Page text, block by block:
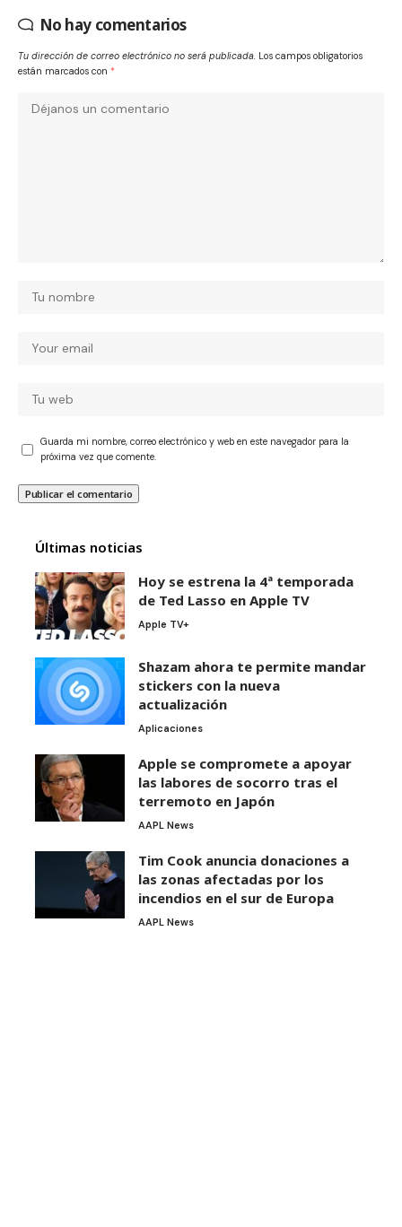
No hay comentarios
Tu dirección de correo electrónico no será publicada. Los campos obligatorios
están marcados con *
Guarda mi nombre, correo electrónico y web en este navegador para la
próxima vez que comente.
Últimas noticias
Hoy se estrena la 4ª temporada
de Ted Lasso en Apple TV
Apple TV+
Shazam ahora te permite mandar
stickers con la nueva
actualización
Aplicaciones
Apple se compromete a apoyar
las labores de socorro tras el
terremoto en Japón
AAPL News
Tim Cook anuncia donaciones a
las zonas afectadas por los
incendios en el sur de Europa
AAPL News